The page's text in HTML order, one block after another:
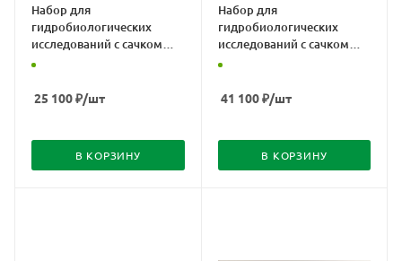
Набор для
гидробиологических
исследований с сачком
СГС
25 100₽/шт
В КОРЗИНУ
Набор для
гидробиологических
исследований с сачком
СГС и сетью
41 100₽/шт
В КОРЗИНУ